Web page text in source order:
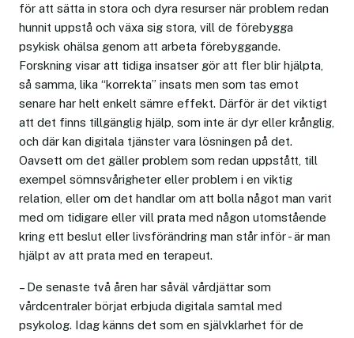
för att sätta in stora och dyra resurser när problem redan
hunnit uppstå och växa sig stora, vill de förebygga
psykisk ohälsa genom att arbeta förebyggande.
Forskning visar att tidiga insatser gör att fler blir hjälpta,
så samma, lika “korrekta” insats men som tas emot
senare har helt enkelt sämre effekt. Därför är det viktigt
att det finns tillgänglig hjälp, som inte är dyr eller krånglig,
och där kan digitala tjänster vara lösningen på det.
Oavsett om det gäller problem som redan uppstått, till
exempel sömnsvårigheter eller problem i en viktig
relation, eller om det handlar om att bolla något man varit
med om tidigare eller vill prata med någon utomstående
kring ett beslut eller livsförändring man står inför - är man
hjälpt av att prata med en terapeut.
– De senaste två åren har såväl vårdjättar som
vårdcentraler börjat erbjuda digitala samtal med
psykolog. Idag känns det som en självklarhet för de